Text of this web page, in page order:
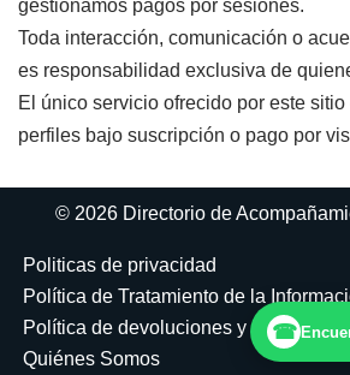
gestionamos pagos por sesiones.
Toda interacción, comunicación o
es responsabilidad exclusiva de
El único servicio ofrecido por este
perfiles bajo suscripción o pago por
© 2026 Directorio de
Politicas de privacidad
Política de Tratamiento de la
Política de devoluciones y reembolsos
Quiénes Somos
☎